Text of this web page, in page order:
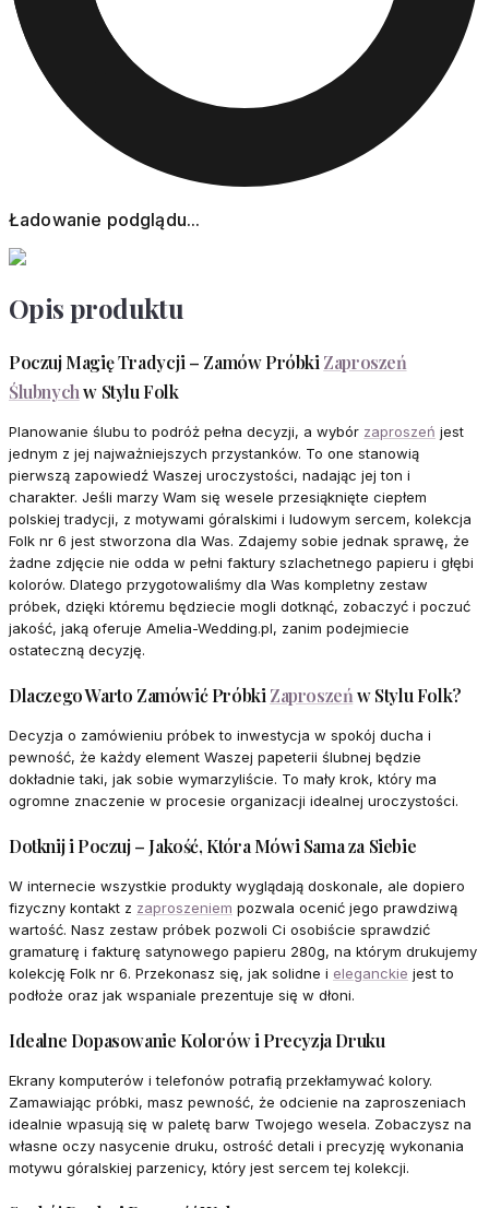
Ładowanie podglądu...
Opis produktu
Poczuj Magię Tradycji – Zamów PróbkiZaproszeń
Ślubnychw Stylu Folk
Planowanie ślubu to podróż pełna decyzji, a wybór zaproszeń jest
jednym z jej najważniejszych przystanków. To one stanowią
pierwszą zapowiedź Waszej uroczystości, nadając jej ton i
charakter. Jeśli marzy Wam się wesele przesiąknięte ciepłem
polskiej tradycji, z motywami góralskimi i ludowym sercem, kolekcja
Folk nr 6 jest stworzona dla Was. Zdajemy sobie jednak sprawę, że
żadne zdjęcie nie odda w pełni faktury szlachetnego papieru i głębi
kolorów. Dlatego przygotowaliśmy dla Was kompletny zestaw
próbek, dzięki któremu będziecie mogli dotknąć, zobaczyć i poczuć
jakość, jaką oferuje Amelia-Wedding.pl, zanim podejmiecie
ostateczną decyzję.
Dlaczego Warto Zamówić PróbkiZaproszeńw Stylu Folk?
Decyzja o zamówieniu próbek to inwestycja w spokój ducha i
pewność, że każdy element Waszej papeterii ślubnej będzie
dokładnie taki, jak sobie wymarzyliście. To mały krok, który ma
ogromne znaczenie w procesie organizacji idealnej uroczystości.
Dotknij i Poczuj – Jakość, Która Mówi Sama za Siebie
W internecie wszystkie produkty wyglądają doskonale, ale dopiero
fizyczny kontakt z zaproszeniem pozwala ocenić jego prawdziwą
wartość. Nasz zestaw próbek pozwoli Ci osobiście sprawdzić
gramaturę i fakturę satynowego papieru 280g, na którym drukujemy
kolekcję Folk nr 6. Przekonasz się, jak solidne i eleganckie jest to
podłoże oraz jak wspaniale prezentuje się w dłoni.
Idealne Dopasowanie Kolorów i Precyzja Druku
Ekrany komputerów i telefonów potrafią przekłamywać kolory.
Zamawiając próbki, masz pewność, że odcienie na zaproszeniach
idealnie wpasują się w paletę barw Twojego wesela. Zobaczysz na
własne oczy nasycenie druku, ostrość detali i precyzję wykonania
motywu góralskiej parzenicy, który jest sercem tej kolekcji.